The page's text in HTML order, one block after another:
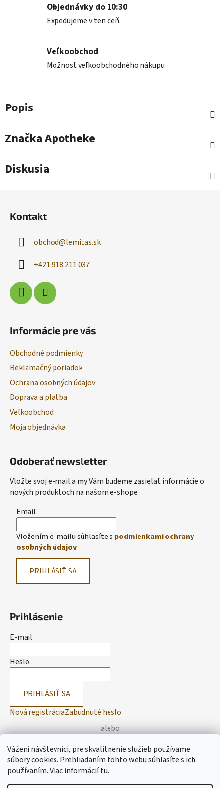
Vážení návštevníci, pre skvalitnenie služieb používame
súbory cookies. Prehliadaním tohto webu súhlasíte s ich
používaním.Viac informáciítu.
Objednávky do 10:30
Expedujeme v ten deň.
Veľkoobchod
Možnosť veľkoobchodného nákupu
Popis
ZnačkaApotheke
Diskusia
Kontakt
obchod@lemitas.sk
+421 918 211 037
Informácie pre vás
Obchodné podmienky
Reklamačný poriadok
Ochrana osobných údajov
Doprava a platba
Veľkoobchod
Moja objednávka
Odoberať newsletter
Vložte svoj e-mail a my Vám budeme zasielať informácie o
nových produktoch na našom e-shope.
Email
Vložením e-mailu súhlasíte s podmienkami ochrany
osobných údajov
PRIHLÁSIŤ SA
Prihlásenie
E-mail
Heslo
PRIHLÁSIŤ SA
Nová registráciaZabudnuté heslo
alebo
Prihlásiť sa cez Facebook
Prihlásiť sa cez Google